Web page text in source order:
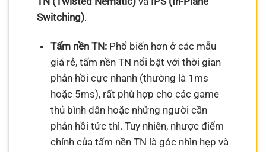
Switching).
Tấm nền TN:Phổ biến hơn ở các mẫu
giá rẻ, tấm nền TN nổi bật với thời gian
phản hồi cực nhanh (thường là 1ms
hoặc 5ms), rất phù hợp cho các game
thủ bình dân hoặc những người cần
phản hồi tức thì. Tuy nhiên, nhược điểm
chính của tấm nền TN là góc nhìn hẹp và